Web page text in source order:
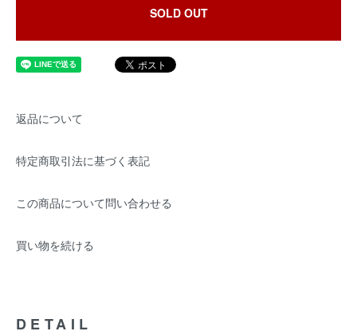
SOLD OUT
返品について
特定商取引法に基づく表記
この商品について問い合わせる
買い物を続ける
DETAIL